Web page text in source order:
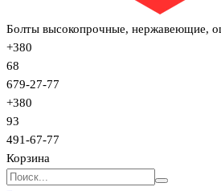
Болты высокопрочные, нержавеющие,
+380
68
679-27-77
+380
93
491-67-77
Корзина